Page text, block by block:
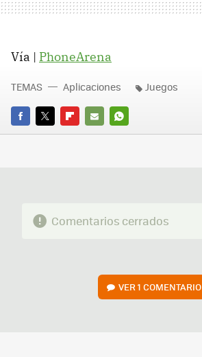
Vía | PhoneArena
FACEBOOK
TWITTERFLIPBOARD
E-
WHATSAPP
TEMAS Aplicaciones Juegos
Comentarios cerrados
VER1 COMENTARIO